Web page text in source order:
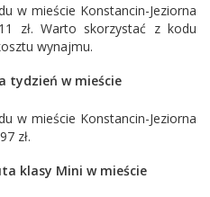
w mieście Konstancin-Jeziorna
zł. Warto skorzystać z kodu
wynajmu.
tydzień w mieście
w mieście Konstancin-Jeziorna
zł.
klasy Mini w mieście